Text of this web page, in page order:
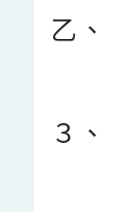
乙、
３、